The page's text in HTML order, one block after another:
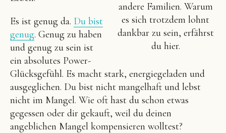
andere Familien. Warum
es sich trotzdem lohnt
dankbar zu sein, erfährst
du hier.
Es ist genug da. Du bist
genug. Genug zu haben
und genug zu sein ist
ein absolutes Power-
Glücksgefühl. Es macht stark, energiegeladen und
ausgeglichen. Du bist nicht mangelhaft und lebst
nicht im Mangel. Wie oft hast du schon etwas
gegessen oder dir gekauft, weil du deinen
angeblichen Mangel kompensieren wolltest?